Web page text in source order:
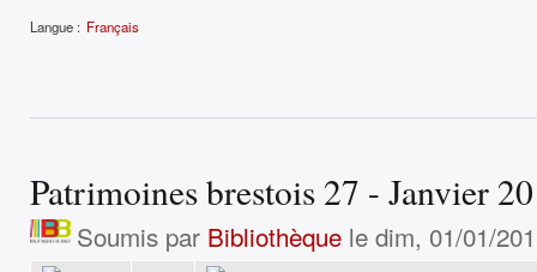
Langue : Français
Patrimoines brestois 27 - Janvier
Soumis par Bibliothèquele dim, 01/01/